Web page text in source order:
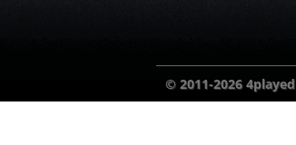
© 2011-2026 4played